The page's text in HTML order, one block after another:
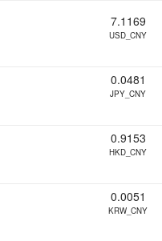
7.1169
USD_CNY
0.0481
JPY_CNY
0.9153
HKD_CNY
0.0051
KRW_CNY